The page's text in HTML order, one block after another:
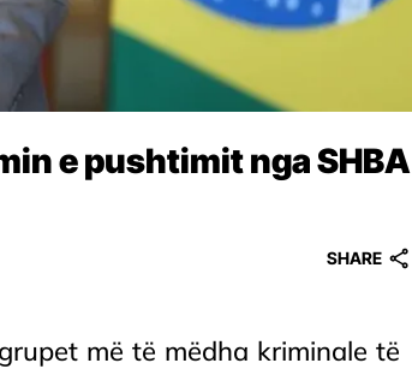
e pushtimit nga SHBA
SHARE
më të mëdha kriminale të